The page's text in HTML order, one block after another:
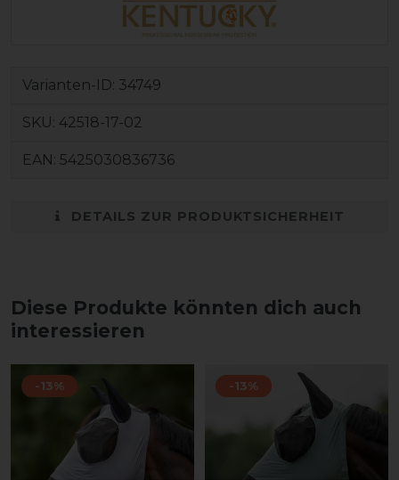
Varianten-ID: 34749
SKU: 42518-17-02
EAN: 5425030836736
DETAILS ZUR PRODUKTSICHERHEIT
Diese Produkte könnten dich auch
interessieren
-13% -13%